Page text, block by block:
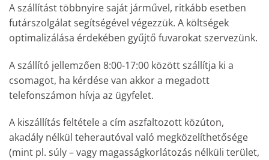
A szállítást többnyire saját járművel, ritkább esetben
futárszolgálat segítségével végezzük. A költségek
optimalizálása érdekében gyűjtő fuvarokat szervezünk.
A szállító jellemzően 8:00-17:00 között szállítja ki a
csomagot, ha kérdése van akkor a megadott
telefonszámon hívja az ügyfelet.
A kiszállítás feltétele a cím aszfaltozott közúton,
akadály nélkül teherautóval való megközelíthetősége
(mint pl. súly – vagy magasságkorlátozás nélküli terület,